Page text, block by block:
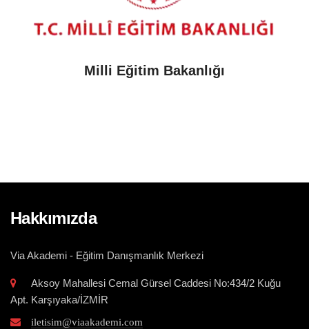
Milli Eğitim Bakanlığı
Hakkımızda
Via Akademi - Eğitim Danışmanlık Merkezi
Aksoy Mahallesi Cemal Gürsel Caddesi No:434/2 Kuğu
Apt. Karşıyaka/İZMİR
iletisim@viaakademi.com